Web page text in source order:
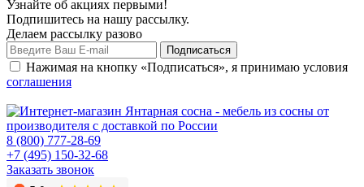
Узнайте об акциях первыми!
Подпишитесь на нашу рассылку.
Делаем рассылку разово
Нажимая на кнопку «Подписаться», я принимаю условия
соглашения
8 (800) 777-28-69
+7 (495) 150-32-68
Заказать звонок